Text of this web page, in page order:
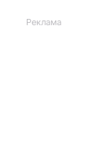
Реклама